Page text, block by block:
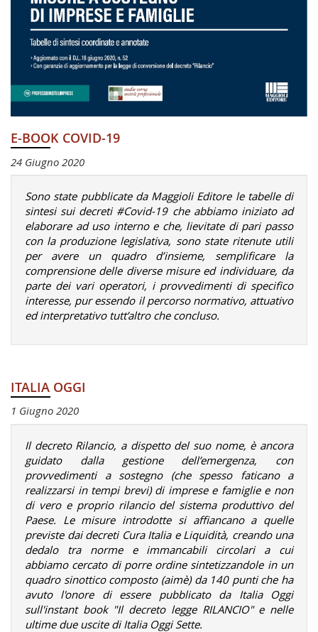
E-BOOK COVID-19
24 Giugno 2020
Sono state pubblicate da Maggioli Editore le tabelle di
sintesi sui decreti #Covid-19 che abbiamo iniziato ad
elaborare ad uso interno e che, lievitate di pari passo
con la produzione legislativa, sono state ritenute utili
per avere un quadro d’insieme, semplificare la
comprensione delle diverse misure ed individuare, da
parte dei vari operatori, i provvedimenti di specifico
interesse, pur essendo il percorso normativo, attuativo
ed interpretativo tutt’altro che concluso.
ITALIA OGGI
1 Giugno 2020
Il decreto Rilancio, a dispetto del suo nome, è ancora
guidato dalla gestione dell’emergenza, con
provvedimenti a sostegno (che spesso faticano a
realizzarsi in tempi brevi) di imprese e famiglie e non
di vero e proprio rilancio del sistema produttivo del
Paese. Le misure introdotte si affiancano a quelle
previste dai decreti Cura Italia e Liquidità, creando una
dedalo tra norme e immancabili circolari a cui
abbiamo cercato di porre ordine sintetizzandole in un
quadro sinottico composto (aimè) da 140 punti che ha
avuto l'onore di essere pubblicato da Italia Oggi
sull'instant book "Il decreto legge RILANCIO" e nelle
ultime due uscite di Italia Oggi Sette.